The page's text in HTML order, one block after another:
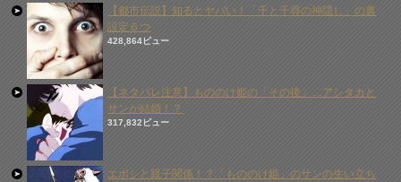
【都市伝説】知るとヤバい！「千と千尋の神隠し」の裏
設定６つ
428,864ビュー
【ネタバレ注意】もののけ姫の「その後」…アシタカと
サンが結婚！？
317,832ビュー
エボシと親子関係！？「もののけ姫」のサンの生い立ち